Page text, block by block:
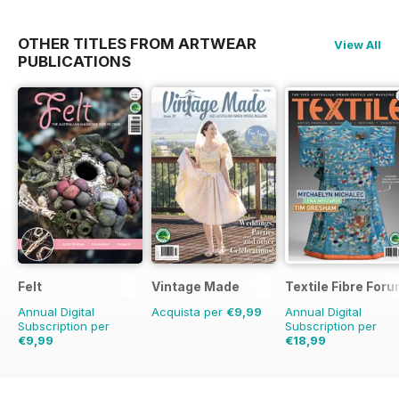
OTHER TITLES FROM ARTWEAR
PUBLICATIONS
View All
Felt
Annual Digital
Subscription per
€9,99
Vintage Made
Acquista per €9,99
Textile Fibre
Annual Digital
Subscription per
€18,99